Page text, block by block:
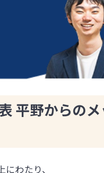
平野からの
わたり、